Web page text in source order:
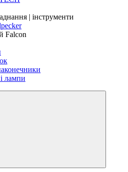
| інструменти
Falcon
лампи